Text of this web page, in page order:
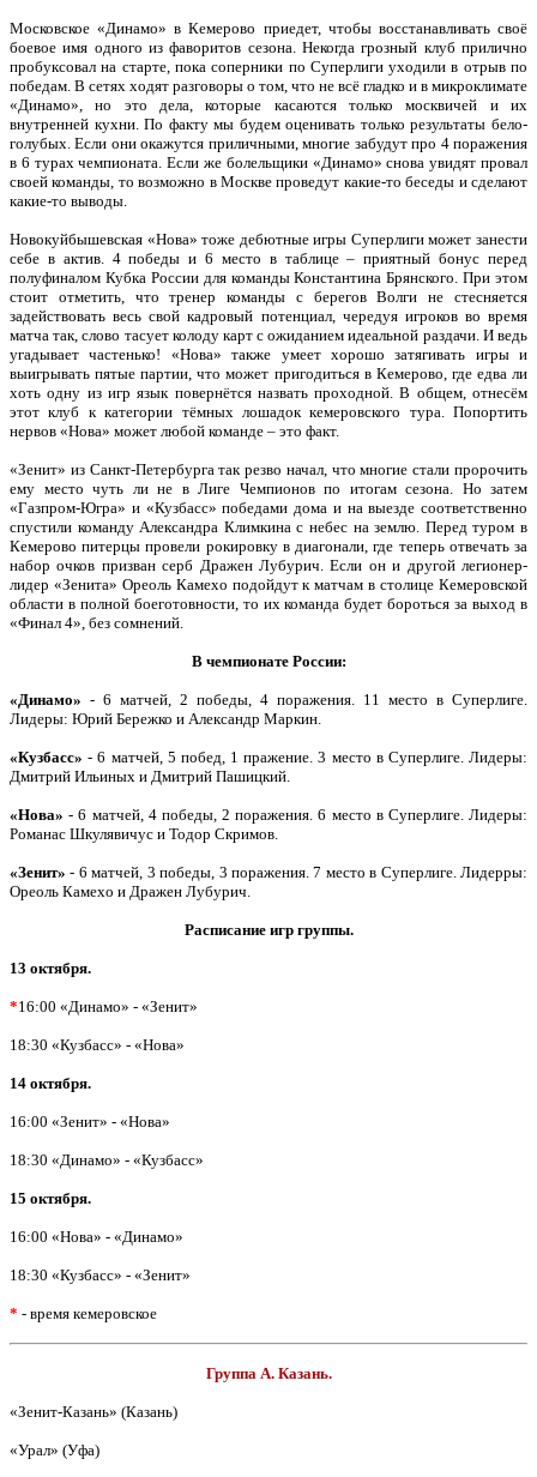
Московское «Динамо» в Кемерово приедет, чтобы восстанавливать своё
боевое имя одного из фаворитов сезона. Некогда грозный клуб прилично
пробуксовал на старте, пока соперники по Суперлиги уходили в отрыв по
победам. В сетях ходят разговоры о том, что не всё гладко и в микроклимате
«Динамо», но это дела, которые касаются только москвичей и их
внутренней кухни. По факту мы будем оценивать только результаты бело-
голубых. Если они окажутся приличными, многие забудут про 4 поражения
в 6 турах чемпионата. Если же болельщики «Динамо» снова увидят провал
своей команды, то возможно в Москве проведут какие-то беседы и сделают
какие-то выводы.
Новокуйбышевская «Нова» тоже дебютные игры Суперлиги может занести
себе в актив. 4 победы и 6 место в таблице – приятный бонус перед
полуфиналом Кубка России для команды Константина Брянского. При этом
стоит отметить, что тренер команды с берегов Волги не стесняется
задействовать весь свой кадровый потенциал, чередуя игроков во время
матча так, слово тасует колоду карт с ожиданием идеальной раздачи. И ведь
угадывает частенько! «Нова» также умеет хорошо затягивать игры и
выигрывать пятые партии, что может пригодиться в Кемерово, где едва ли
хоть одну из игр язык повернётся назвать проходной. В общем, отнесём
этот клуб к категории тёмных лошадок кемеровского тура. Попортить
нервов «Нова» может любой команде – это факт.
«Зенит» из Санкт-Петербурга так резво начал, что многие стали пророчить
ему место чуть ли не в Лиге Чемпионов по итогам сезона. Но затем
«Газпром-Югра» и «Кузбасс» победами дома и на выезде соответственно
спустили команду Александра Климкина с небес на землю. Перед туром в
Кемерово питерцы провели рокировку в диагонали, где теперь отвечать за
набор очков призван серб Дражен Лубурич. Если он и другой легионер-
лидер «Зенита» Ореоль Камехо подойдут к матчам в столице Кемеровской
области в полной боеготовности, то их команда будет бороться за выход в
«Финал 4», без сомнений.
В чемпионате России:
«Динамо» - 6 матчей, 2 победы, 4 поражения. 11 место в Суперлиге.
Лидеры: Юрий Бережко и Александр Маркин.
«Кузбасс» - 6 матчей, 5 побед, 1 пражение. 3 место в Суперлиге. Лидеры:
Дмитрий Ильиных и Дмитрий Пашицкий.
«Нова» - 6 матчей, 4 победы, 2 поражения. 6 место в Суперлиге. Лидеры:
Романас Шкулявичус и Тодор Скримов.
«Зенит» - 6 матчей, 3 победы, 3 поражения. 7 место в Суперлиге. Лидерры:
Ореоль Камехо и Дражен Лубурич.
Расписание игр группы.
13 октября.
*16:00 «Динамо» - «Зенит»
18:30 «Кузбасс» - «Нова»
14 октября.
16:00 «Зенит» - «Нова»
18:30 «Динамо» - «Кузбасс»
15 октября.
16:00 «Нова» - «Динамо»
18:30 «Кузбасс» - «Зенит»
* - время кемеровское
Группа А. Казань.
«Зенит-Казань» (Казань)
«Урал» (Уфа)